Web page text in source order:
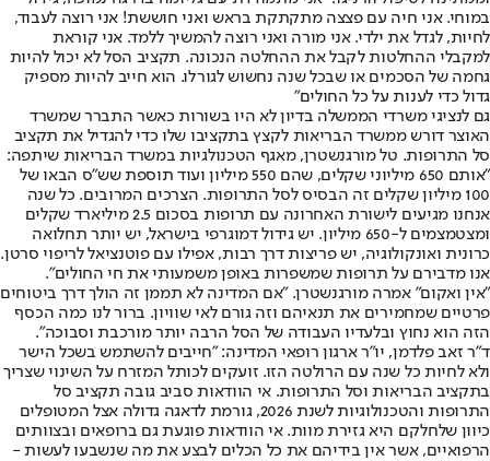
במוחי. אני חיה עם פצצה מתקתקת בראש ואני חוששת! אני רוצה לעבוד,
לחיות, לגדל את ילדי. אני מורה ואני רוצה להמשיך ללמד. אני קוראת
למקבלי ההחלטות לקבל את ההחלטה הנכונה. תקציב הסל לא יכול להיות
גחמה של הסכמים או שבכל שנה נחשוש לגורלו. הוא חייב להיות מספיק
גדול כדי לענות על כל החולים"
גם לנציגי משרדי הממשלה בדיון לא היו בשורות כאשר התברר שמשרד
האוצר דורש ממשרד הבריאות לקצץ בתקציבו שלו כדי להגדיל את תקציב
סל התרופות. טל מורגנשטרן, מאגף הטכנולגיות במשרד הבריאות שיתפה:
"אותם 650 מיליוני שקלים, שהם 550 מיליון ועוד תוספת שש"ס הבאו של
100 מיליון שקלים זה הבסיס לסל התרופות. הצרכים המרובים. כל שנה
אנחנו מגיעים לישורת האחרונה עם תרופות בסכום 2.5 מיליארד שקלים
ומצטמצמים ל-650 מיליון. יש גידול דמוגרפי בישראל, יש יותר תחלואה
כרונית ואונקולוגיה, יש פריצות דרך רבות, אפילו עם פוטנציאל לריפוי סרטן.
אנו מדבירם על תרופות שמשפרות באופן משמעותי את חי החולים".
"אין ואקום" אמרה מורגנשטרן. "אם המדינה לא תממן זה הולך דרך ביטוחים
פרטיים שמחמירים את תנאיהם וזה גורם לאי שוויון. ברור לנו כמה הכסף
הזה הוא נחוץ ובלעדיו העבודה של הסל הרבה יותר מורכבת וסבוכה".
ד"ר זאב פלדמן, יו"ר ארגון רופאי המדינה: "חייבים להשתמש בשכל הישר
ולא לחיות כל שנה עם הרולטה הזו. זועקים לכותל המזרח על השינוי שצריך
בתקציב הבריאות וסל התרופות. אי הוודאות סביב גובה תקציב סל
התרופות והטכנולוגיות לשנת 2026, גורמת לדאגה גדולה אצל המטופלים
כיוון שלחלקם היא גזירת מוות. אי הוודאות פוגעת גם ברופאים ובצוותים
הרפואיים, אשר אין בידיהם את כל הכלים לבצע את מה שנשבעו לעשות -